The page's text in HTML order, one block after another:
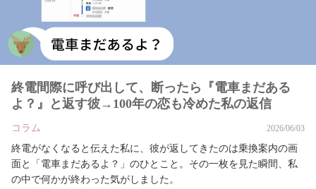
終電間際に呼び出して、断ったら『電車まだある
よ？』と返す彼→100年の恋も冷めた私の返信
コラム 2026/06/03
終電がなくなると伝えた私に、彼が返してきたのは乗換案内の画
面と「電車まだあるよ？」のひとこと。その一枚を見た瞬間、私
の中で何かが終わった気がしました。